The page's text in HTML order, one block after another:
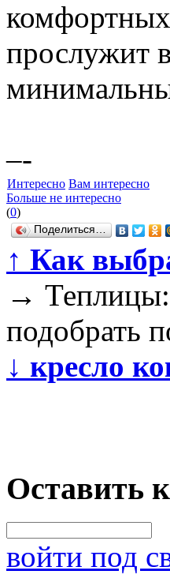
прослужит
–-
Интересно Вам интересно
Больше не интересно
(0)
Поделиться…
↑ Как
→
подобрать
↓ кресло
Оставить
войти под